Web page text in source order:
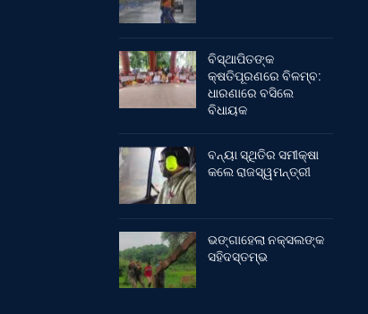
ବିସ୍ଥାପିତଙ୍କ
କ୍ଷତିପୂରଣରେ ବିଳମ୍ବ:
ଧାରଣାରେ ବସିଲେ
ବିଧାୟକ
ବନ୍ୟା ସ୍ଥିତିର ସମୀକ୍ଷା
କଲେ ରାଜସ୍ୱମନ୍ତ୍ରୀ
ଭଙ୍ଗାହେଲା ନକ୍ସଲଙ୍କ
ସହିଦସ୍ତମ୍ଭ